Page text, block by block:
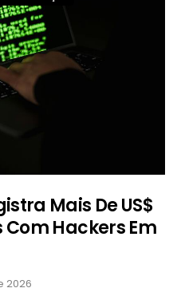
Mais De US$
Com Hackers Em
2026